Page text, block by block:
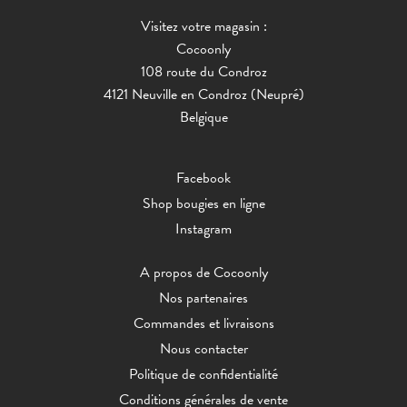
Visitez votre magasin :
Cocoonly
108 route du Condroz
4121 Neuville en Condroz (Neupré)
Belgique
Facebook
Shop bougies en ligne
Instagram
A propos de Cocoonly
Nos partenaires
Commandes et livraisons
Nous contacter
Politique de confidentialité
Conditions générales de vente